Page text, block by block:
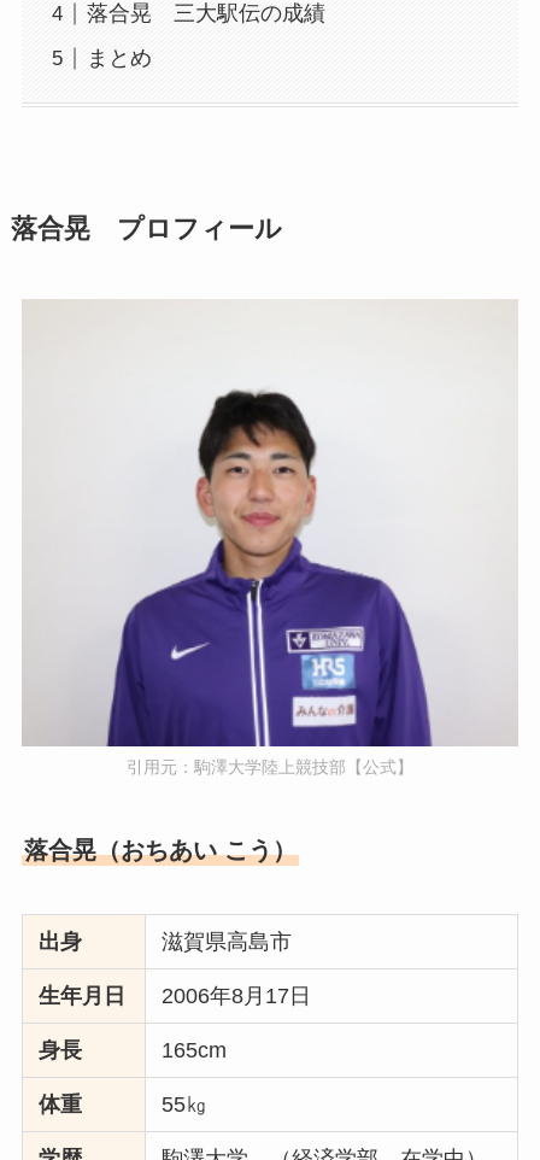
落合晃 三大駅伝の成績
まとめ
落合晃 プロフィール
引用元：駒澤大学陸上競技部【公式】
落合晃（おちあい こう）
出身 滋賀県高島市
生年月日 2006年8月17日
身長 165cm
体重 55㎏